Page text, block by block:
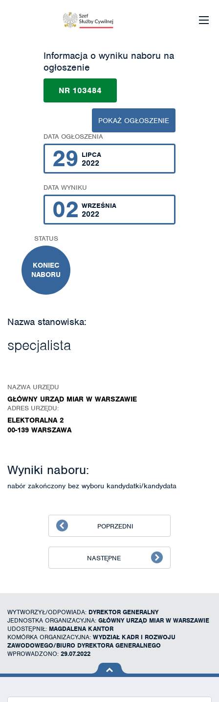
Informacja o wyniku naboru na
ogłoszenie
NR 103484
POKAŻ OGŁOSZENIE
DATA OGŁOSZENIA
29 LIPCA
2022
DATA WYNIKU
02 WRZEŚNIA
2022
STATUS
KONIEC
NABORU
Nazwa stanowiska:
specjalista
NAZWA URZĘDU
GŁÓWNY URZĄD MIAR W WARSZAWIE
ADRES URZĘDU:
ELEKTORALNA 2
00-139 WARSZAWA
Wyniki naboru:
nabór zakończony bez wyboru kandydatki/kandydata
POPRZEDNI
NASTĘPNE
WYTWORZYŁ/ODPOWIADA: DYREKTOR GENERALNY
JEDNOSTKA ORGANIZACYJNA: GŁÓWNY URZĄD MIAR W WARSZAWIE
UDOSTĘPNIŁ: MAGDALENA KANTOR
KOMÓRKA ORGANIZACYJNA: WYDZIAŁ KADR I ROZWOJU
ZAWODOWEGO/BIURO DYREKTORA GENERALNEGO
WPROWADZONO: 29.07.2022
na górę